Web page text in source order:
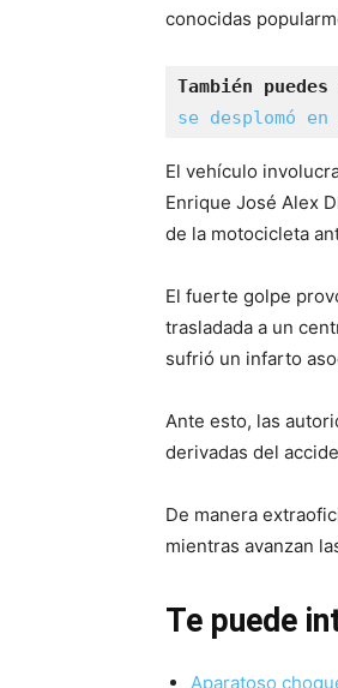
conocidas
También
se desplomó
El vehículo
Enrique José Alex
de la motocicleta
El fuerte golpe
trasladada a un
sufrió un infarto
Ante esto, las
derivadas del
De manera
mientras avanzan
Te puede
Aparatoso